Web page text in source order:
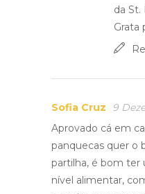
da St.
Grata
Sofia Cruz
9
Aprovado cá em
panquecas quer o
partilha, é bom ter
nível alimentar,